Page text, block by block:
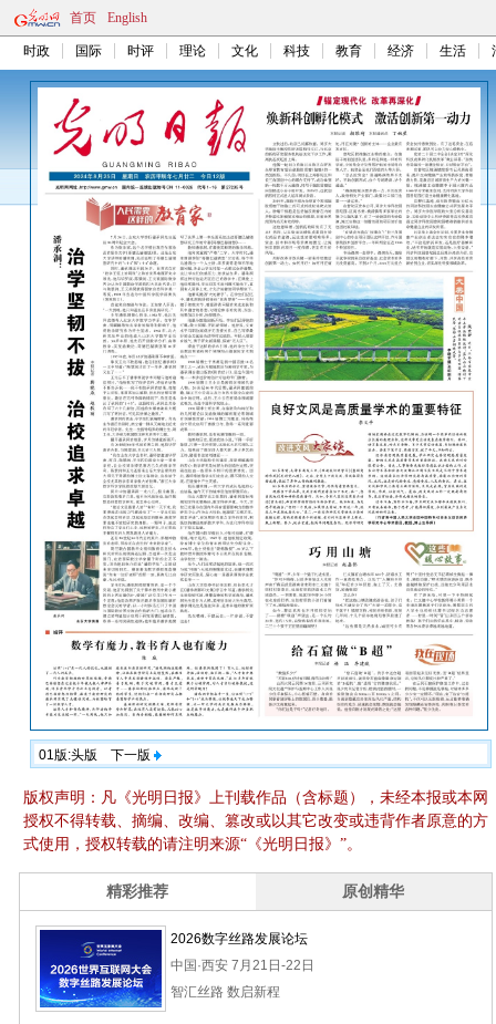
首页 English
时政 国际 时评 理论 文化 科技 教育 经济 生活
01版:头版 下一版
版权声明：凡《光明日报》上刊载作品（含标题），未经本报或本网
授权不得转载、摘编、改编、篡改或以其它改变或违背作者原意的方
式使用，授权转载的请注明来源“《光明日报》”。